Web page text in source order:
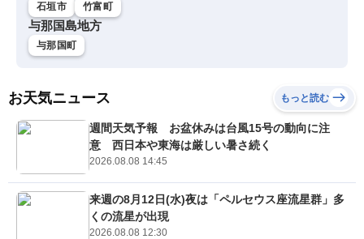
石垣市 竹富町
与那国島地方
与那国町
お天気ニュース もっと読む
週間天気予報 お盆休みは台風15号の動向に注
意 西日本や東海は厳しい暑さ続く
2026.08.08 14:45
来週の8月12日(水)夜は「ペルセウス座流星群」多
くの流星が出現
2026.08.08 12:30